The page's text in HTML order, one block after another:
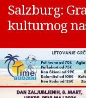
Salzburg:
kulturnog